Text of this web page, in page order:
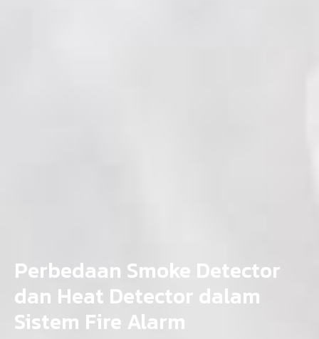
Perbedaan Smoke Detector
dan Heat Detector dalam
Sistem Fire Alarm